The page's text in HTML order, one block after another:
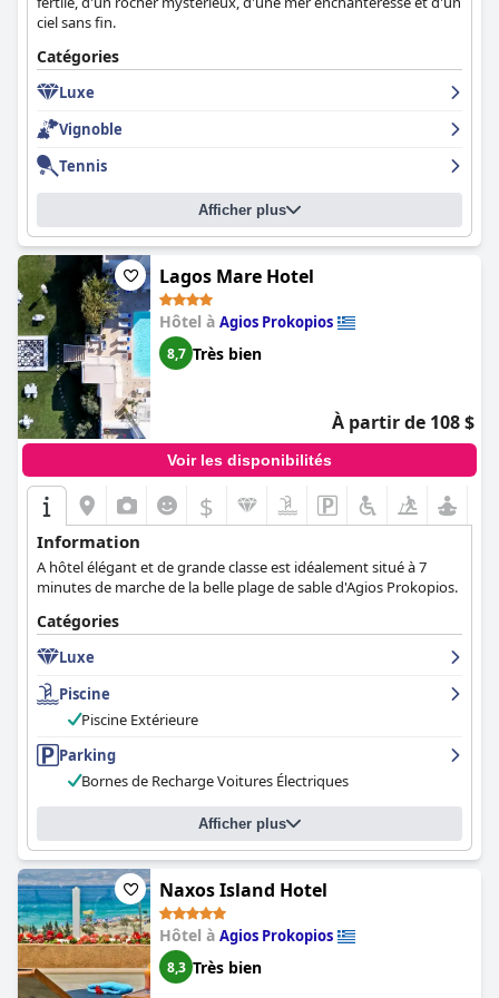
ciel sans fin.
Catégories
Luxe
Vignoble
Tennis
Afficher plus
Lagos Mare Hotel
Hôtel à Agios Prokopios
8,7 Très bien
À partir de 108 $
Voir les disponibilités
$
Information
Α hôtel élégant et de grande classe est idéalement situé à 7
minutes de marche de la belle plage de sable d'Agios Prokopios.
Catégories
Luxe
Piscine
Piscine Extérieure
Parking
Bornes de Recharge Voitures Électriques
Afficher plus
Naxos Island Hotel
Hôtel à Agios Prokopios
8,3 Très bien